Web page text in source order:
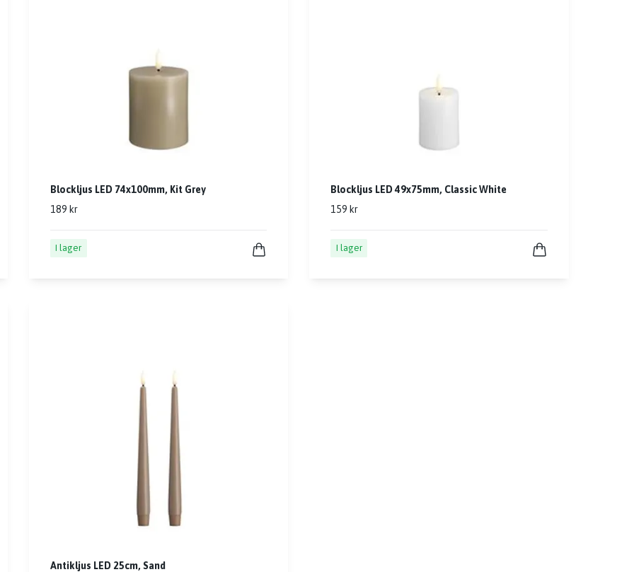
Blockljus LED 74x100mm, Kit Grey
189 kr
I lager
Blockljus LED 49x75mm, Classic White
159 kr
I lager
Antikljus LED 25cm, Sand